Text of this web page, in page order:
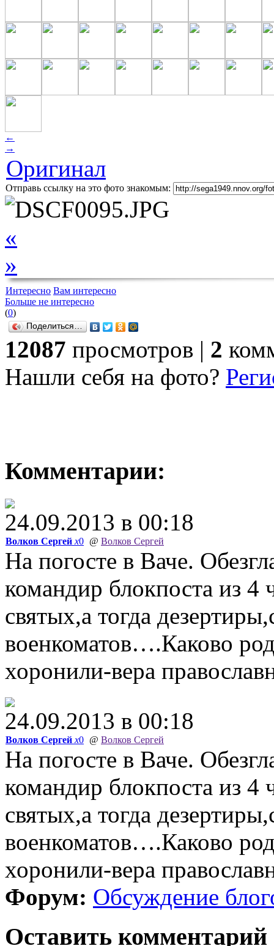
←
→
Оригинал
Отправь ссылку на это фото знакомым:
«
»
Интересно Вам интересно
Больше не интересно
(0)
Поделиться…
12087 просмотров | 2
Нашли себя на фото?
Комментарии:
24.09.2013 в 00:18
Волков Сергей x0 @ Волков Сергей
На погосте в Ваче.
командир блокпоста из 4
святых,а тогда
военкоматов….Каково
хоронили-вера
24.09.2013 в 00:18
Волков Сергей x0 @ Волков Сергей
На погосте в Ваче.
командир блокпоста из 4
святых,а тогда
военкоматов….Каково
хоронили-вера
Форум: Обсуждение
Оставить комментарий